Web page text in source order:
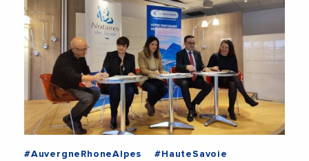
#AuvergneRhoneAlpes
#HauteSavoie